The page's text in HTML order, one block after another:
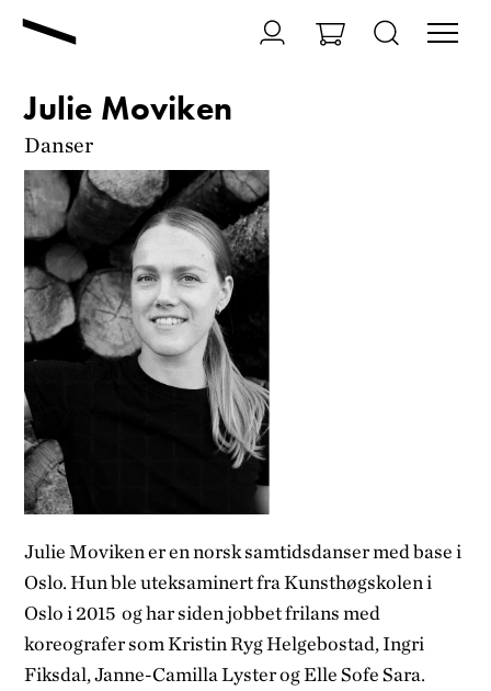
Julie Moviken
Danser
Julie Moviken er en norsk samtidsdanser med base i
Oslo. Hun ble uteksaminert fra Kunsthøgskolen i
Oslo i 2015 og har siden jobbet frilans med
koreografer som Kristin Ryg Helgebostad, Ingri
Fiksdal, Janne-Camilla Lyster og Elle Sofe Sara.